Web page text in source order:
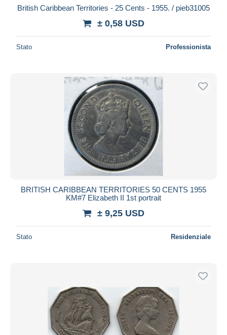
British Caribbean Territories - 25 Cents - 1955. / pieb31005
± 0,58 USD
Stato Professionista
BRITISH CARIBBEAN TERRITORIES 50 CENTS 1955
KM#7 Elizabeth II 1st portrait
± 9,25 USD
Stato Residenziale